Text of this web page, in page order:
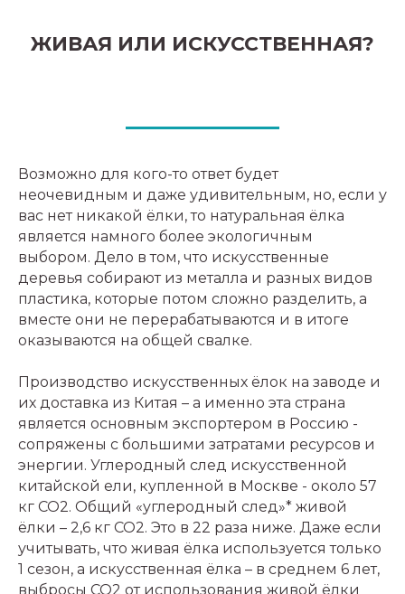
ОТРАСЛЕВЫЕ РЭНКИНГИ
ДЛЯ БИЗНЕСА
ЭКОПРИВЫЧКИ
ЖИВАЯ ИЛИ ИСКУССТВЕННАЯ?
Возможно для кого-то ответ будет
неочевидным и даже удивительным, но, если у
вас нет никакой ёлки, то натуральная ёлка
является намного более экологичным
выбором. Дело в том, что искусственные
деревья собирают из металла и разных видов
пластика, которые потом сложно разделить, а
вместе они не перерабатываются и в итоге
оказываются на общей свалке.
Производство искусственных ёлок на заводе и
их доставка из Китая – а именно эта страна
является основным экспортером в Россию -
сопряжены с большими затратами ресурсов и
энергии. Углеродный след искусственной
китайской ели, купленной в Москве - около 57
кг СО2. Общий «углеродный след»* живой
ёлки – 2,6 кг СО2. Это в 22 раза ниже. Даже если
учитывать, что живая ёлка используется только
1 сезон, а искусственная ёлка – в среднем 6 лет,
выбросы СО2 от использования живой ёлки